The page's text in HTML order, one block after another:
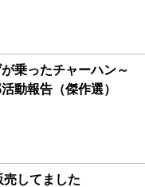
乗ったチャーハン～
動報告（傑作選）
してました